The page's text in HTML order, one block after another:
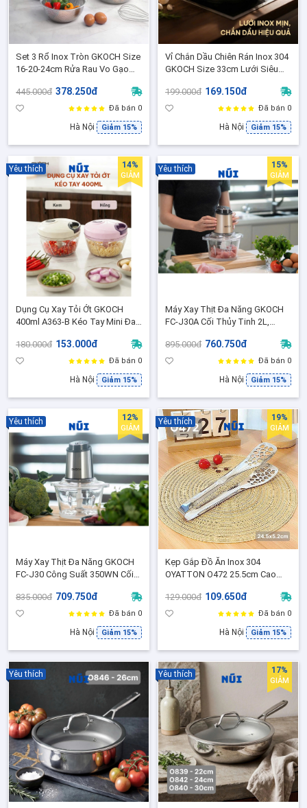
Set 3 Rổ Inox Tròn GKOCH Size
16-20-24cm Rửa Rau Vo Gạo
Cầm model: MYDH1012
445.000đ 378.250đ
Đã bán 0
Hà Nội Giảm 15%
Vỉ Chắn Dầu Chiên Rán Inox 304
GKOCH Size 33cm Lưới Siêu
Quả,model: YC-T133
199.000đ 169.150đ
Đã bán 0
Hà Nội Giảm 15%
Dụng Cụ Xay Tỏi Ớt GKOCH
400ml A363-B Kéo Tay Mini Đa
180.000đ 153.000đ
Đã bán 0
Hà Nội Giảm 15%
Yêu thích 14%
GIẢM
Máy Xay Thịt Đa Năng GKOCH
FC-J30A Cối Thủy Tinh 2L,
Siêu Nhanh ( Màu Đồng)
895.000đ 760.750đ
Đã bán 0
Hà Nội Giảm 15%
Yêu thích 15%
GIẢM
Máy Xay Thịt Đa Năng GKOCH
FC-J30 Công Suất 350WN Cối
Nhanh ( Màu Bạc FC-J30)
835.000đ 709.750đ
Đã bán 0
Hà Nội Giảm 15%
Yêu thích 12%
GIẢM
Kẹp Gắp Đồ Ăn Inox 304
OYATTON O472 25.5cm Cao
Rán BBQ, Model OYT-
AL472SWJ
129.000đ 109.650đ
Đã bán 0
Hà Nội Giảm 15%
Yêu thích 19%
GIẢM
Yêu thích Yêu thích 17%
GIẢM